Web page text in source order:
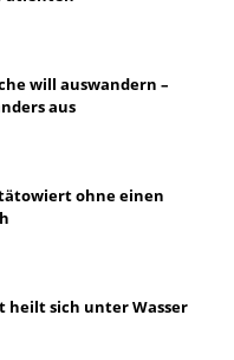
will auswandern –
aus
ohne einen
heilt sich unter Wasser